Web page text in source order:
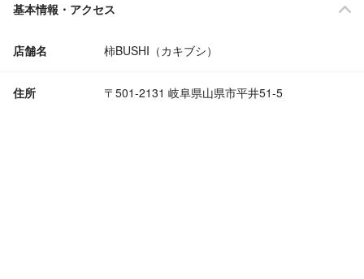
基本情報・アクセス
店舗名 柿BUSHI（カキブシ）
住所 〒501-2131 岐阜県山県市平井51-5